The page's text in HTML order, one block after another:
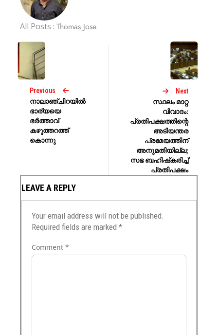
All Posts :Thomas Jose
Previous
നാലാഞ്ചിറയിൽ
ഭാര്യയെ
ഭർത്താവ്
കഴുത്തറത്ത്
കൊന്നു
Next
സ്ഥലം മാറ്റ
വിവാദം:
പ്രതിപക്ഷത്തിന്റെ
അടിയന്തര
പ്രമേയത്തിന്
അനുമതിയില്ല;
സഭ ബഹിഷ്‌കരിച്ച്
പ്രതിപക്ഷം
LEAVE A REPLY
Your email address will not be published.
Required fields are marked*
Comment*